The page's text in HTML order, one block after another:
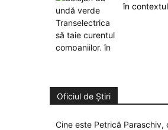
în
Oficiul de Știri
Cine este Petrică